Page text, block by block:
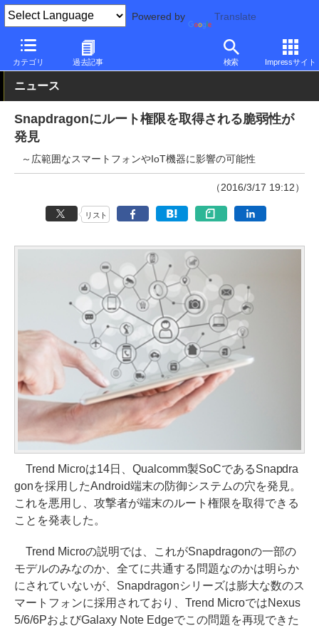
Powered by Translate
カテゴリ 過去記事 検索 Impressサイト
PC Watch 市場 セキュリティ
ニュース
Snapdragonにルート権限を取得される脆弱性が
発見
～広範囲なスマートフォンやIoT機器に影響の可能性
（2016/3/17 19:12）
リスト
Trend Microは14日、Qualcomm製SoCであるSnapdra
gonを採用したAndroid端末の防御システムの穴を発見。
これを悪用し、攻撃者が端末のルート権限を取得できる
ことを発表した。
Trend Microの説明では、これがSnapdragonの一部の
モデルのみなのか、全てに共通する問題なのかは明らか
にされていないが、Snapdragonシリーズは膨大な数のス
マートフォンに採用されており、Trend MicroではNexus
5/6/6PおよびGalaxy Note Edgeでこの問題を再現できた